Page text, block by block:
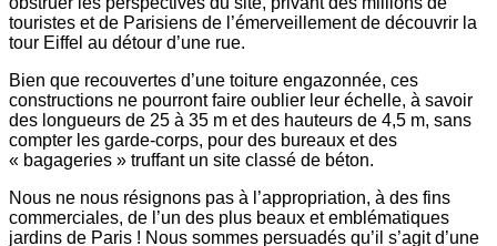
touristes et de Parisiens de l’émerveillement de découvrir la
tour Eiffel au détour d’une rue.
Bien que recouvertes d’une toiture engazonnée, ces
constructions ne pourront faire oublier leur échelle, à savoir
des longueurs de 25 à 35 m et des hauteurs de 4,5 m, sans
compter les garde-corps, pour des bureaux et des
« bagageries » truffant un site classé de béton.
Nous ne nous résignons pas à l’appropriation, à des fins
commerciales, de l’un des plus beaux et emblématiques
jardins de Paris ! Nous sommes persuadés qu’il s’agit d’une